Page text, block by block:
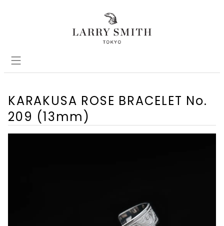
KARAKUSA ROSE BRACELET No.
209 (13mm)